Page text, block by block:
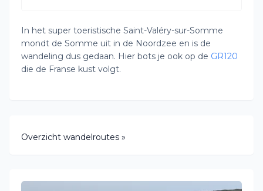
In het super toeristische Saint-Valéry-sur-Somme
mondt de Somme uit in de Noordzee en is de
wandeling dus gedaan. Hier bots je ook op de GR120
die de Franse kust volgt.
Overzicht wandelroutes »